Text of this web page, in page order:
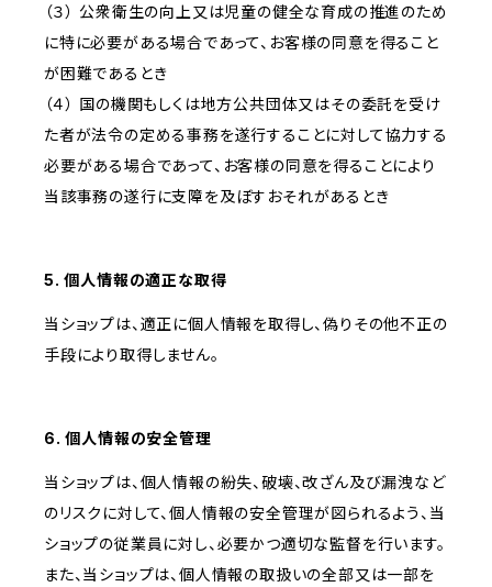
（３） 公衆衛生の向上又は児童の健全な育成の推進のため
に特に必要がある場合であって、お客様の同意を得ること
が困難であるとき
（４） 国の機関もしくは地方公共団体又はその委託を受け
た者が法令の定める事務を遂行することに対して協力する
必要がある場合であって、お客様の同意を得ることにより
当該事務の遂行に支障を及ぼすおそれがあるとき
5. 個人情報の適正な取得
当ショップは、適正に個人情報を取得し、偽りその他不正の
手段により取得しません。
6. 個人情報の安全管理
当ショップは、個人情報の紛失、破壊、改ざん及び漏洩など
のリスクに対して、個人情報の安全管理が図られるよう、当
ショップの従業員に対し、必要かつ適切な監督を行います。
また、当ショップは、個人情報の取扱いの全部又は一部を